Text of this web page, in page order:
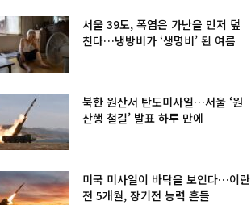
서울 39도, 폭염은 가난을 먼저 덮
친다…냉방비가 ‘생명비’ 된 여름
북한 원산서 탄도미사일…서울 ‘원
산행 철길’ 발표 하루 만에
미국 미사일이 바닥을 보인다…이란
전 5개월, 장기전 능력 흔들